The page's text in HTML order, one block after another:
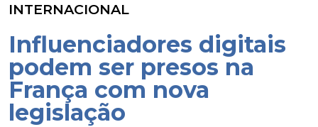
INTERNACIONAL
Influenciadores digitais
podem ser presos na
França com nova
legislação